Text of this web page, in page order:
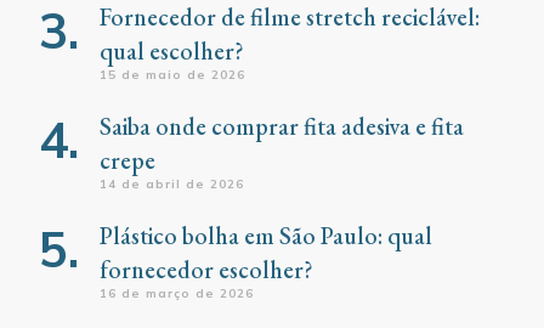
Fornecedor de filme stretch reciclável:
qual escolher?
15 de maio de 2026
Saiba onde comprar fita adesiva e fita
crepe
14 de abril de 2026
Plástico bolha em São Paulo: qual
fornecedor escolher?
16 de março de 2026